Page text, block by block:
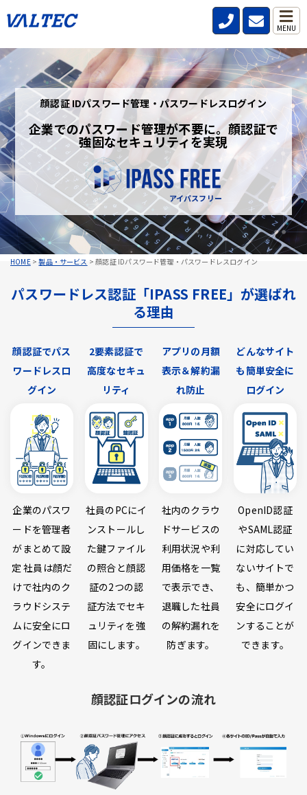
MENU
HOME>製品・サービス >顔認証 IDパスワード管理・パスワードレスログイン
顔認証 IDパスワード管理・パスワードレスログイン
企業でのパスワード管理が不要に。顔認証で
強固なセキュリティを実現
アイパスフリー
パスワードレス認証「IPASS FREE」が選ばれ
る理由
顔認証でパス
ワードレスロ
グイン
企業のパスワ
ードを管理者
がまとめて設
定 社員は顔だ
けで社内のク
ラウドシステ
ムに安全にロ
グインできま
す。
2要素認証で
高度なセキュ
リティ
社員のPCにイ
ンストールし
た鍵ファイル
の照合と顔認
証の2つの認
証方法でセキ
ュリティを強
固にします。
アプリの月額
表示＆解約漏
れ防止
社内のクラウ
ドサービスの
利用状況や利
用価格を一覧
で表示でき、
退職した社員
の解約漏れを
防ぎます。
どんなサイト
も簡単安全に
ログイン
OpenID認証
やSAML認証
に対応してい
ないサイトで
も、簡単かつ
安全にログイ
ンすることが
できます。
顔認証ログインの流れ